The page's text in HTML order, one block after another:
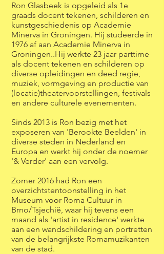
Ron Glasbeek is opgeleid als 1e
graads docent tekenen, schilderen en
kunstgeschiedenis op Academie
Minerva in Groningen. Hij studeerde in
1976 af aan Academie Minerva in
Groningen..Hij werkte 23 jaar parttime
als docent tekenen en schilderen op
diverse opleidingen en deed regie,
muziek, vormgeving en productie van
(locatie)theatervoorstellingen, festivals
en andere culturele evenementen.
Sinds 2013 is Ron bezig met het
exposeren van 'Berookte Beelden' in
diverse steden in Nederland en
Europa en werkt hij onder de noemer
'& Verder' aan een vervolg.
Zomer 2016 had Ron een
overzichtstentoonstelling in het
Museum voor Roma Cultuur in
Brno/Tsjechië, waar hij tevens een
maand als 'artist in residence' werkte
aan een wandschildering en portretten
van de belangrijkste Romamuzikanten
van de stad.